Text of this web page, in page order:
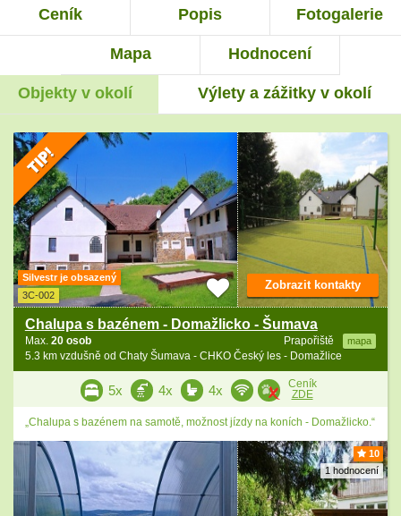
Ceník Popis Fotogalerie
Mapa Hodnocení
Objekty v okolí Výlety a zážitky v okolí
Silvestr je obsazený
3C-002
Chalupa s bazénem - Domažlicko - Šumava
Prapořiště mapa
Max. 20 osob
5.3 km vzdušně od Chaty Šumava - CHKO Český les - Domažlice
Zobrazit kontakty
5x 4x 4x
Ceník
ZDE
„Chalupa s bazénem na samotě, možnost jízdy na koních - Domažlicko.“
10
1 hodnocení